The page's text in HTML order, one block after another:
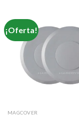
¡Oferta!
MAGCOVER